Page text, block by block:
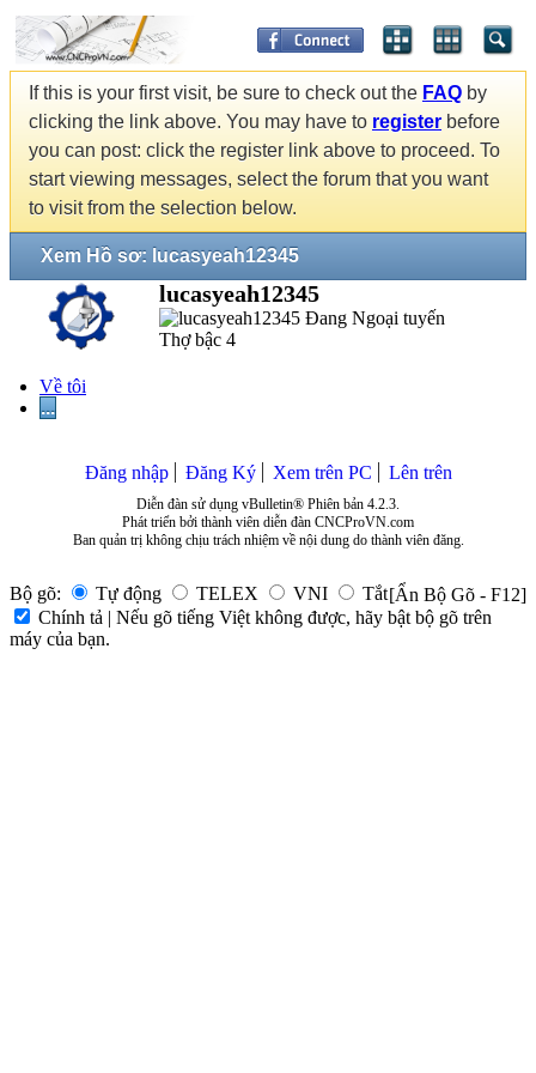
If this is your first visit, be sure to check out the FAQ by
clicking the link above. You may have to register before
you can post: click the register link above to proceed. To
start viewing messages, select the forum that you want
to visit from the selection below.
Xem Hồ sơ: lucasyeah12345
lucasyeah12345
Thợ bậc 4
Về tôi
...
Đăng nhập Đăng Ký Xem trên PC Lên trên
Diễn đàn sử dụng vBulletin® Phiên bản 4.2.3.
Phát triển bởi thành viên diễn đàn CNCProVN.com
Ban quản trị không chịu trách nhiệm về nội dung do thành viên đăng.
Bộ gõ: Tự động TELEX VNI Tắt[Ẩn Bộ Gõ - F12]
Chính tả | Nếu gõ tiếng Việt không được, hãy bật bộ gõ trên
máy của bạn.